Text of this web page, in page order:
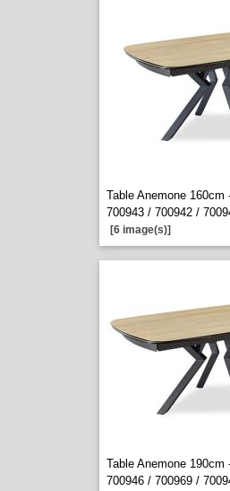
Table Anemone 160cm
700943 / 700942 /
[6 image(s)]
Table Anemone 190cm
700946 / 700969 /